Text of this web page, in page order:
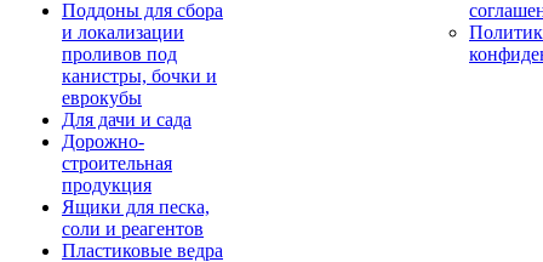
Поддоны для сбора
и локализации
проливов под
канистры, бочки и
еврокубы
Для дачи и сада
Дорожно-
строительная
продукция
Ящики для песка,
соли и реагентов
Пластиковые ведра